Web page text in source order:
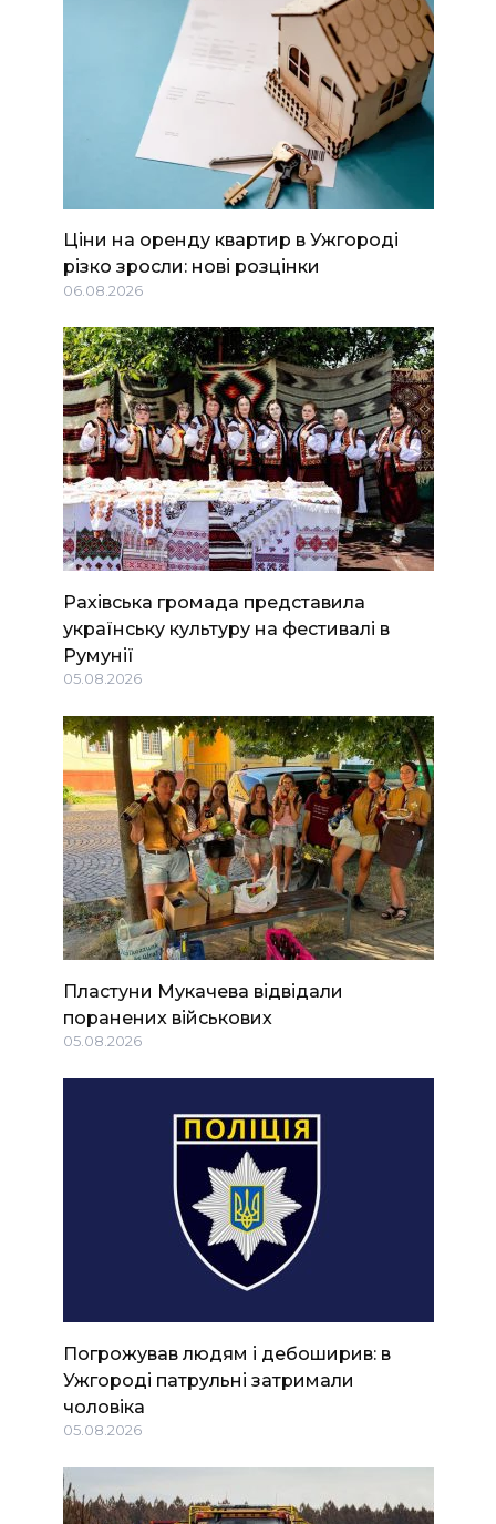
Ціни на оренду квартир в Ужгороді
різко зросли: нові розцінки
06.08.2026
Рахівська громада представила
українську культуру на фестивалі в
Румунії
05.08.2026
Пластуни Мукачева відвідали
поранених військових
05.08.2026
Погрожував людям і дебоширив: в
Ужгороді патрульні затримали
чоловіка
05.08.2026